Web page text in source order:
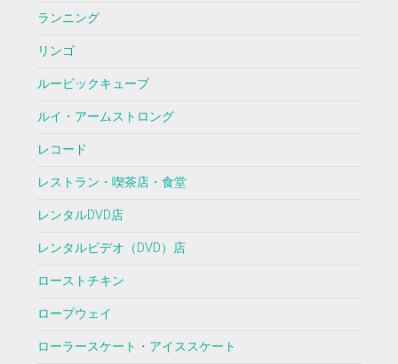
ランニング
リンゴ
ルービックキューブ
ルイ・アームストロング
レコード
レストラン・喫茶店・食堂
レンタルDVD店
レンタルビデオ（DVD）店
ローストチキン
ロープウェイ
ローラースケート・アイススケート